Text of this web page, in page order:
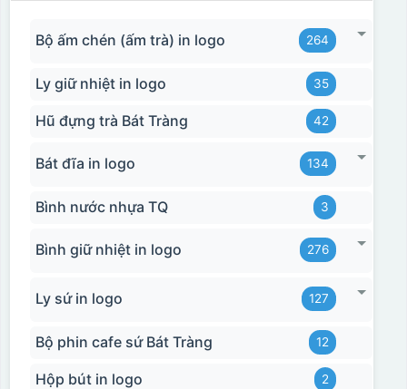
Bộ ấm chén (ấm trà) in logo 264
Ly giữ nhiệt in logo 35
Hũ đựng trà Bát Tràng 42
Bát đĩa in logo 134
Bình nước nhựa TQ 3
Bình giữ nhiệt in logo 276
Ly sứ in logo 127
Bộ phin cafe sứ Bát Tràng 12
Hộp bút in logo 2